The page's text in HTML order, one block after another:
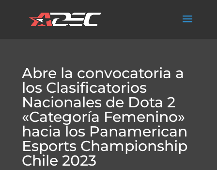
Abre la convocatoria a
los Clasificatorios
Nacionales de Dota 2
«Categoría Femenino»
hacia los Panamerican
Esports Championship
Chile 2023